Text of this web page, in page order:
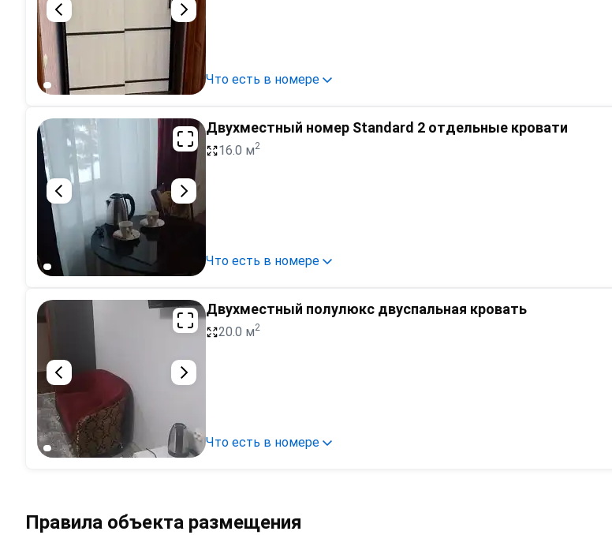
Что есть в номере
Двухместный номер Standard 2 отдельные кровати
16.0 м2
Что есть в номере
Двухместный полулюкс двуспальная кровать
20.0 м2
Что есть в номере
Правила объекта размещения